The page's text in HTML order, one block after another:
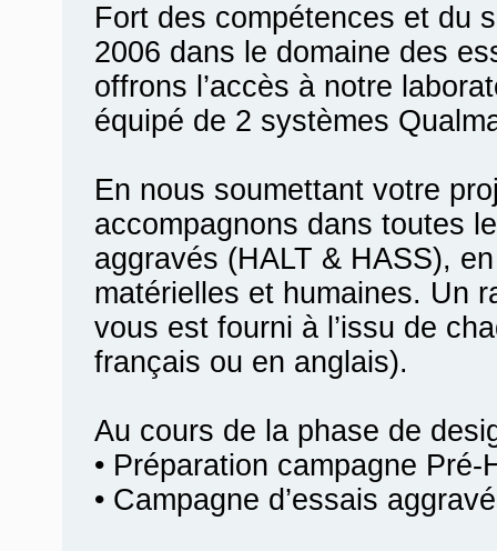
Fort des compétences et du
2006 dans le domaine des
offrons l’accès à notre
équipé de 2 systèmes
En nous soumettant votre
accompagnons dans toutes
aggravés (HALT & HASS),
matérielles et humaines. Un
vous est fourni à l’issu de
français ou en anglais).
Au cours de la phase de
• Préparation campagne Pré-
• Campagne d’essais